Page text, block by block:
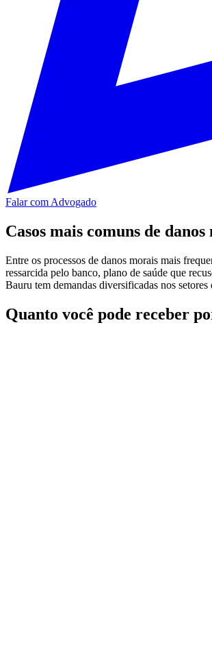
Falar com Advogado
Casos mais comuns de
Entre os processos de danos morais mais
ressarcida pelo banco, plano de saúde que
Bauru tem demandas diversificadas nos
Quanto você pode receber